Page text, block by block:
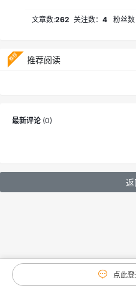
文章数:262 关注数： 4 粉丝数
推荐阅读
点此
最新评论 (0)
返